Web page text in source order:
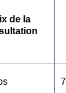
de la